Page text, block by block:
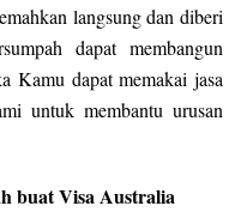
langsung dan diberi
dapat membangun
Kamu dapat memakai jasa
untuk membantu urusan
buat Visa Australia